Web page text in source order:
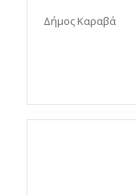
Δήμος Καραβά